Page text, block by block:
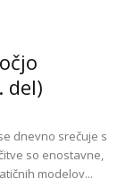
del)
dnevno srečuje s
so enostavne,
modelov...